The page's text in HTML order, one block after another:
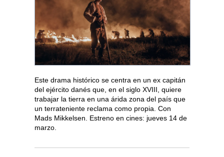
Este drama histórico se centra en un ex capitán
del ejército danés que, en el siglo XVIII, quiere
trabajar la tierra en una árida zona del país que
un terrateniente reclama como propia. Con
Mads Mikkelsen. Estreno en cines: jueves 14 de
marzo.